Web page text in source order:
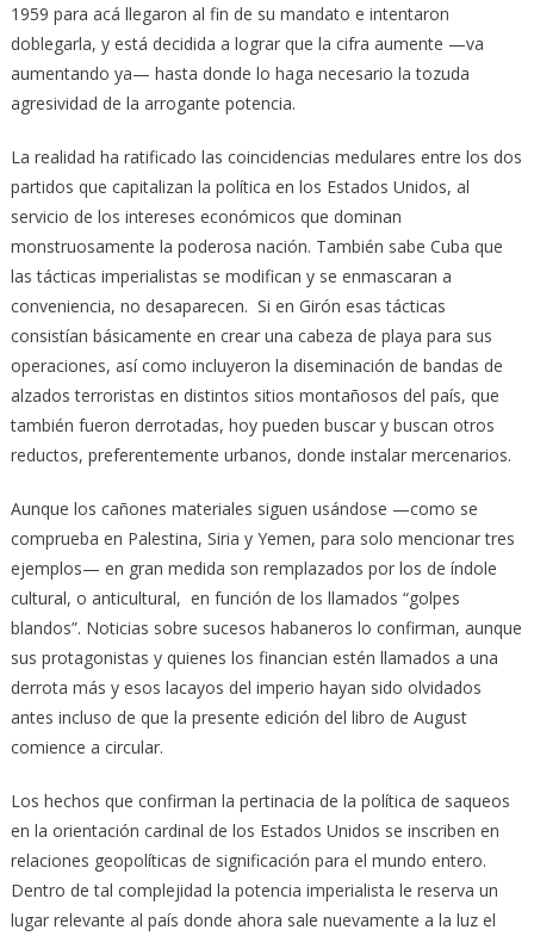
1959 para acá llegaron al fin de su mandato e intentaron
doblegarla, y está decidida a lograr que la cifra aumente —va
aumentando ya— hasta donde lo haga necesario la tozuda
agresividad de la arrogante potencia.
La realidad ha ratificado las coincidencias medulares entre los dos
partidos que capitalizan la política en los Estados Unidos, al
servicio de los intereses económicos que dominan
monstruosamente la poderosa nación. También sabe Cuba que
las tácticas imperialistas se modifican y se enmascaran a
conveniencia, no desaparecen. Si en Girón esas tácticas
consistían básicamente en crear una cabeza de playa para sus
operaciones, así como incluyeron la diseminación de bandas de
alzados terroristas en distintos sitios montañosos del país, que
también fueron derrotadas, hoy pueden buscar y buscan otros
reductos, preferentemente urbanos, donde instalar mercenarios.
Aunque los cañones materiales siguen usándose —como se
comprueba en Palestina, Siria y Yemen, para solo mencionar tres
ejemplos— en gran medida son remplazados por los de índole
cultural, o anticultural, en función de los llamados “golpes
blandos”. Noticias sobre sucesos habaneros lo confirman, aunque
sus protagonistas y quienes los financian estén llamados a una
derrota más y esos lacayos del imperio hayan sido olvidados
antes incluso de que la presente edición del libro de August
comience a circular.
Los hechos que confirman la pertinacia de la política de saqueos
en la orientación cardinal de los Estados Unidos se inscriben en
relaciones geopolíticas de significación para el mundo entero.
Dentro de tal complejidad la potencia imperialista le reserva un
lugar relevante al país donde ahora sale nuevamente a la luz el